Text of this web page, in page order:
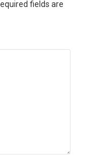
fields are